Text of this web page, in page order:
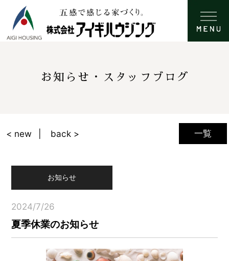
お知らせ・スタッフブログ
一覧
< new back >
お知らせ
2024/7/26
夏季休業のお知らせ